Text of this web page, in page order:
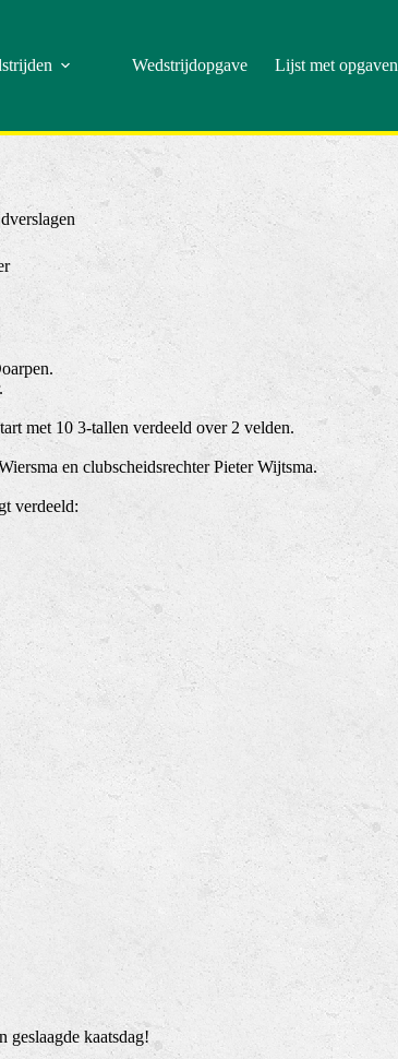
Wedstrijdopgave Lijst met opgaven
met 10 3-tallen verdeeld over 2 velden.
en clubscheidsrechter Pieter Wijtsma.
verdeeld:
geslaagde kaatsdag!